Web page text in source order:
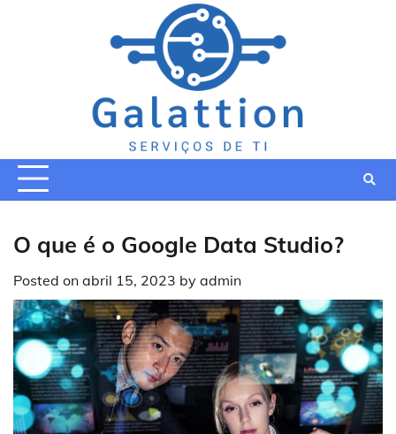
O que é o Google Data Studio?
Posted on abril 15, 2023 by admin